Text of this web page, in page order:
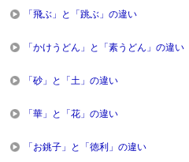
「飛ぶ」と「跳ぶ」の違い
「かけうどん」と「素うどん」の違い
「砂」と「土」の違い
「華」と「花」の違い
「お銚子」と「徳利」の違い